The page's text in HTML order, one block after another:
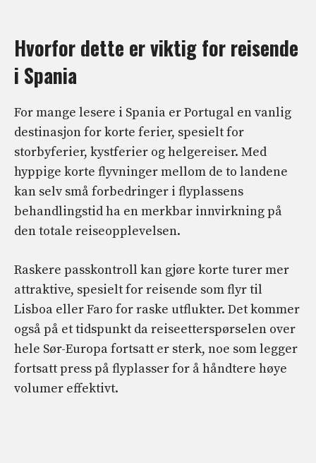
Hvorfor dette er viktig for reisende
i Spania
For mange lesere i Spania er Portugal en vanlig
destinasjon for korte ferier, spesielt for
storbyferier, kystferier og helgereiser. Med
hyppige korte flyvninger mellom de to landene
kan selv små forbedringer i flyplassens
behandlingstid ha en merkbar innvirkning på
den totale reiseopplevelsen.
Raskere passkontroll kan gjøre korte turer mer
attraktive, spesielt for reisende som flyr til
Lisboa eller Faro for raske utflukter. Det kommer
også på et tidspunkt da reiseetterspørselen over
hele Sør-Europa fortsatt er sterk, noe som legger
fortsatt press på flyplasser for å håndtere høye
volumer effektivt.